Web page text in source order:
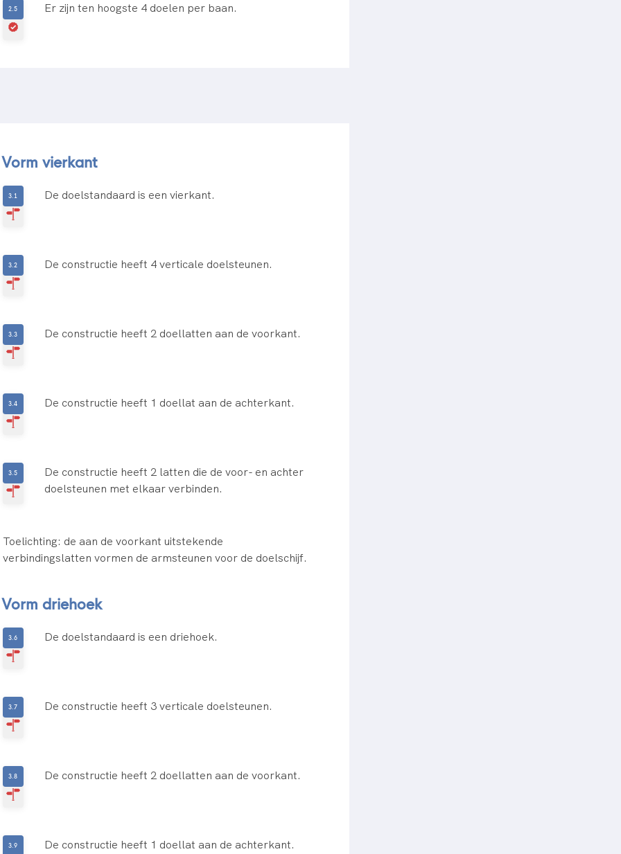
Er zijn ten hoogste 4 doelen per baan.
Vorm vierkant
De doelstandaard is een vierkant.
De constructie heeft 4 verticale doelsteunen.
De constructie heeft 2 doellatten aan de voorkant.
De constructie heeft 1 doellat aan de achterkant.
De constructie heeft 2 latten die de voor- en achter
doelsteunen met elkaar verbinden.
Toelichting: de aan de voorkant uitstekende
verbindingslatten vormen de armsteunen voor de doelschijf.
Vorm driehoek
De doelstandaard is een driehoek.
De constructie heeft 3 verticale doelsteunen.
De constructie heeft 2 doellatten aan de voorkant.
De constructie heeft 1 doellat aan de achterkant.